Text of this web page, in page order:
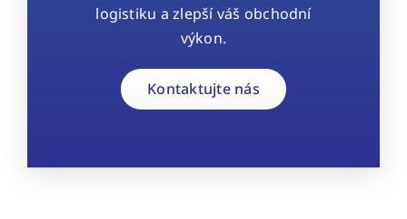
logistiku a zlepší váš obchodní
výkon.
Kontaktujte nás